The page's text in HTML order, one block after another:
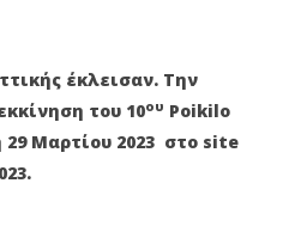
για το νυχτερινό
αγώνα της πόλης!
maxitis-
έκλεισαν. Την
του 10ου Poikilo
Μαρτίου 2023 στο site